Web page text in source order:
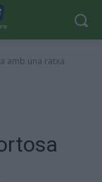
amb una ratxa